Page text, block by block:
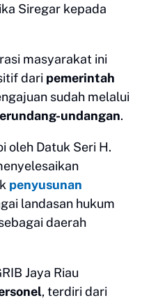
Siregar kepada
masyarakat ini
dari pemerintah
sudah melalui
undangan.
oleh Datuk Seri H.
penyusunan
landasan hukum
daerah
Jaya Riau
, terdiri dari